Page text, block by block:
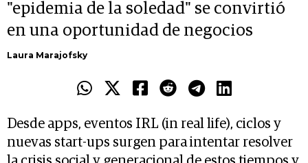
"epidemia de la soledad" se convirtió
en una oportunidad de negocios
Laura Marajofsky
Desde apps, eventos IRL (in real life), ciclos y
nuevas start-ups surgen para intentar resolver